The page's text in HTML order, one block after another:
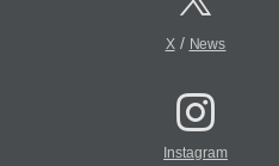
X/ News
Instagram